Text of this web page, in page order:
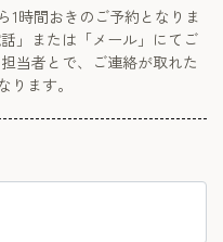
1時間おきのご予約となりま
」または「メール」にてご
当者とで、ご連絡が取れた
ます。